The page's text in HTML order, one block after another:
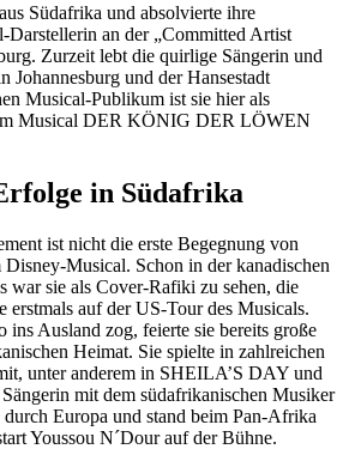
Südafrika und absolvierte ihre
an der „Committed Artist
Zurzeit lebt die quirlige Sängerin und
Johannesburg und der Hansestadt
Musical-Publikum ist sie hier als
Musical DER KÖNIG DER LÖWEN
in Südafrika
ist nicht die erste Begegnung von
Musical. Schon in der kanadischen
war sie als Cover-Rafiki zu sehen, die
erstmals auf der US-Tour des Musicals.
Ausland zog, feierte sie bereits große
Heimat. Sie spielte in zahlreichen
unter anderem in SHEILA’S DAY und
mit dem südafrikanischen Musiker
Europa und stand beim Pan-Afrika
Youssou N´Dour auf der Bühne.